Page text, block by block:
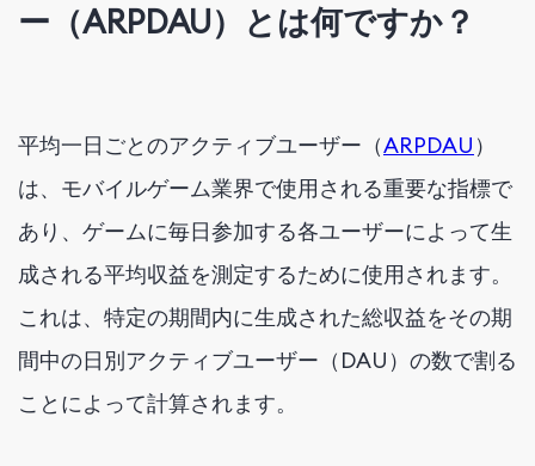
ー（ARPDAU）とは何ですか？
平均一日ごとのアクティブユーザー（ARPDAU ）
は、モバイルゲーム業界で使用される重要な指標で
あり、ゲームに毎日参加する各ユーザーによって生
成される平均収益を測定するために使用されます。
これは、特定の期間内に生成された総収益をその期
間中の日別アクティブユーザー（DAU）の数で割る
ことによって計算されます。